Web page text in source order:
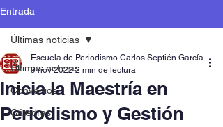
Entrada
Últimas noticias
Convenios
Cátedras
Últimas noticias
Inicia la Maestría en
Periodismo y Gestión
Escuela de Periodismo Carlos Septién García
9 nov 2022 2 min de lectura